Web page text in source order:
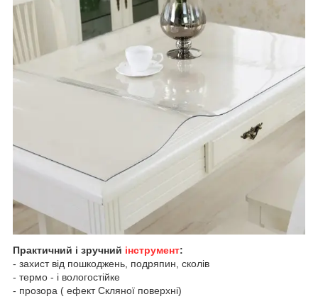
Практичний і зручний інструмент:
- захист від пошкоджень, подряпин, сколів
- термо - і вологостійке
- прозора ( ефект Скляної поверхні)